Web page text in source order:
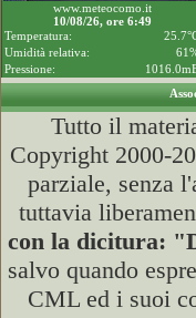
www.meteocomo.it
10/08/26, ore 6:49
Temperatura:
Umidità relativa:
Pressione:
Tutto il
Copyright 2000-
parziale, senza
tuttavia
con la dicitura:
salvo quando
CML ed i suoi